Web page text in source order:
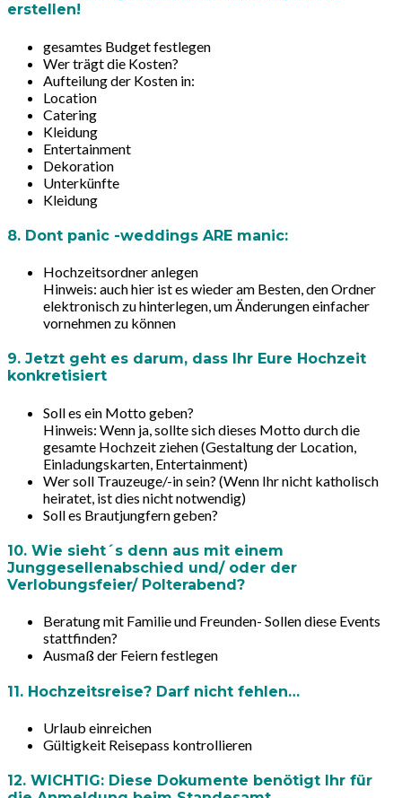
erstellen!
gesamtes Budget festlegen
Wer trägt die Kosten?
Aufteilung der Kosten in:
Location
Catering
Kleidung
Entertainment
Dekoration
Unterkünfte
Kleidung
8. Dont panic -weddings ARE manic:
Hochzeitsordner anlegen
Hinweis: auch hier ist es wieder am Besten, den Ordner
elektronisch zu hinterlegen, um Änderungen einfacher
vornehmen zu können
9. Jetzt geht es darum, dass Ihr Eure Hochzeit
konkretisiert
Soll es ein Motto geben?
Hinweis: Wenn ja, sollte sich dieses Motto durch die
gesamte Hochzeit ziehen (Gestaltung der Location,
Einladungskarten, Entertainment)
Wer soll Trauzeuge/-in sein? (Wenn Ihr nicht katholisch
heiratet, ist dies nicht notwendig)
Soll es Brautjungfern geben?
10. Wie sieht´s denn aus mit einem
Junggesellenabschied und/ oder der
Verlobungsfeier/ Polterabend?
Beratung mit Familie und Freunden- Sollen diese Events
stattfinden?
Ausmaß der Feiern festlegen
11. Hochzeitsreise? Darf nicht fehlen…
Urlaub einreichen
Gültigkeit Reisepass kontrollieren
12. WICHTIG: Diese Dokumente benötigt Ihr für